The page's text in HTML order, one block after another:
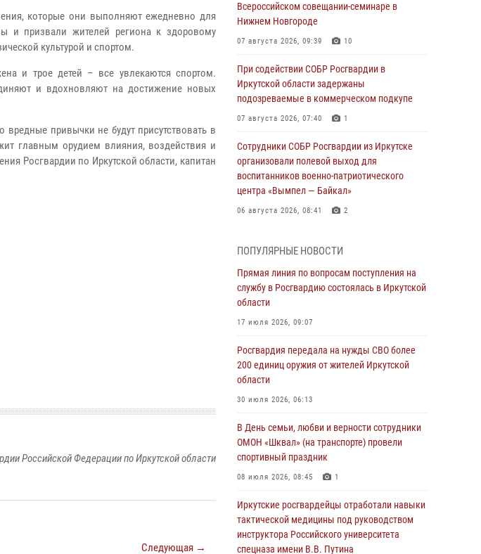
которые они выполняют ежедневно для
и призвали жителей региона к здоровому
культурой и спортом.
и трое детей – все увлекаются спортом.
и вдохновляют на достижение новых
привычки не будут присутствовать в
главным орудием влияния, воздействия и
Росгвардии по Иркутской области, капитан
Российской Федерации по Иркутской области
Следующая →
Всероссийском совещании-семинаре в
Нижнем Новгороде
07 августа 2026, 09:39 10
При содействии СОБР Росгвардии в
Иркутской области задержаны
подозреваемые в коммерческом подкупе
07 августа 2026, 07:40 1
Сотрудники СОБР Росгвардии из Иркутске
организовали полевой выход для
воспитанников военно-патриотического
центра «Вымпел — Байкал»
06 августа 2026, 08:41 2
Росгвардии по Иркутской области по самбо
05 августа 2026, 07:44 4
Военнослужащий Росгвардии из Иркутска
а не казаться»
04 августа 2026, 07:14 3
03 августа 2026, 04:55
Росгвардия обеспечила безопасность
мероприятий, посвященных Дню Воздушно-
03 августа 2026, 03:32
Росгвардейцы из Братска присоединились к
донорской акции «От сердца к сердцу»
ПОПУЛЯРНЫЕ НОВОСТИ
Прямая линия по вопросам поступления на
службу в Росгвардию состоялась в Иркутской
области
17 июля 2026, 09:07
Росгвардия передала на нужды СВО более
200 единиц оружия от жителей Иркутской
области
30 июля 2026, 06:13
В День семьи, любви и верности сотрудники
ОМОН «Шквал» (на транспорте) провели
спортивный праздник
08 июля 2026, 08:45 1
Иркутские росгвардейцы отработали навыки
тактической медицины под руководством
инструктора Российского университета
спецназа имени В.В. Путина